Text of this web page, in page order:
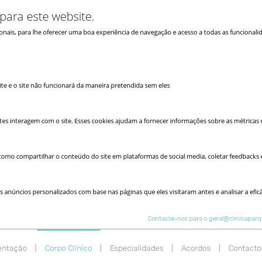
este website.
para lhe oferecer uma boa experiência de navegação e acesso a todas as
e o site não funcionará da maneira pretendida sem eles
interagem com o site. Esses cookies ajudam a fornecer informações sobre as
compartilhar o conteúdo do site em plataformas de social media, coletar
personalizados com base nas páginas que eles visitaram antes e analisar a
Contacte-nos para o
Corpo Clínico Especialidades Acordos